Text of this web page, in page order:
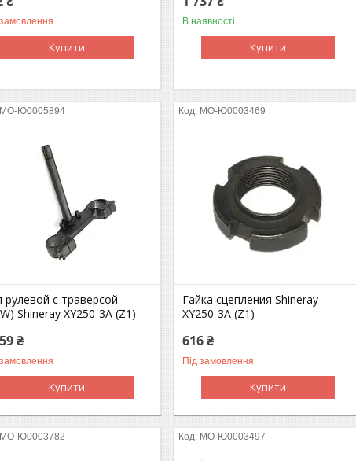
Купити
В наявності
Купити
MO-Ю0005894
рулевой с траверсой
Shineray XY250-3A (Z1)
₴
Купити
MO-Ю0003469
Гайка сцепления Shineray
XY250-3A (Z1)
616 ₴
Під замовлення
Купити
MO-Ю0003782 MO-Ю0003497